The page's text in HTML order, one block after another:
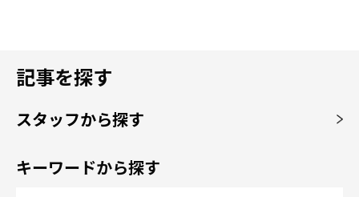
記事を探す
スタッフから探す
キーワードから探す